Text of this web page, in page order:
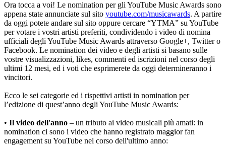
Ora tocca a voi! Le nomination per gli YouTube Music Awards sono
appena state annunciate sul sito youtube.com/musicawards. A partire
da oggi potete andare sul sito oppure cercare “YTMA” su YouTube
per votare i vostri artisti preferiti, condividendo i video di nomina
ufficiali degli YouTube Music Awards attraverso Google+, Twitter o
Facebook. Le nomination dei video e degli artisti si basano sulle
vostre visualizzazioni, likes, commenti ed iscrizioni nel corso degli
ultimi 12 mesi, ed i voti che esprimerete da oggi determineranno i
vincitori.
Ecco le sei categorie ed i rispettivi artisti in nomination per
l’edizione di quest’anno degli YouTube Music Awards:
• Il video dell'anno – un tributo ai video musicali più amati: in
nomination ci sono i video che hanno registrato maggior fan
engagement su YouTube nel corso dell'ultimo anno: